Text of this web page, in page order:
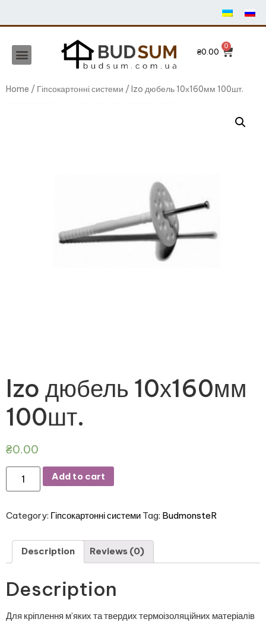
₴0.00
Home / Гіпсокартонні системи / Izo дюбель 10х160мм 100шт.
Izo дюбель 10х160мм
100шт.
₴0.00
Add to cart
Category: Гіпсокартонні системи Tag: BudmonsteR
Description Reviews (0)
Description
Для кріплення м’яких та твердих термоізоляційних матеріалів